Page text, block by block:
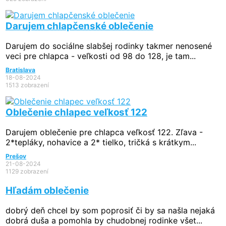
Darujem chlapčenské oblečenie
Darujem do sociálne slabšej rodinky takmer nenosené
veci pre chlapca - veľkosti od 98 do 128, je tam...
Bratislava
18-08-2024
1513 zobrazení
Oblečenie chlapec veľkosť 122
Darujem oblečenie pre chlapca veľkosť 122. Zľava -
2*tepláky, nohavice a 2* tielko, tričká s krátkym...
Prešov
21-08-2024
1129 zobrazení
Hľadám oblečenie
dobrý deň chcel by som poprosiť či by sa našla nejaká
dobrá duša a pomohla by chudobnej rodinke všet...